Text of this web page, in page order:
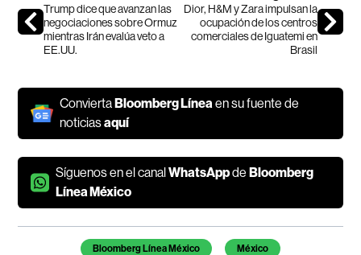
Trump dice que avanzan las
negociaciones sobre Ormuz
mientras Irán evalúa veto a
EE.UU.
Dior, H&M y Zara impulsan la
ocupación de los centros
comerciales de Iguatemi en
Brasil
ConviertaBloomberg Líneaen su fuente de
noticiasaquí
Síguenos en el canalWhatsAppdeBloomberg
Línea México
Temas de este artículo
Bloomberg Línea México México